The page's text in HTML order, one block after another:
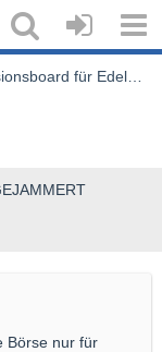
& Rohstoffe
Börse nur für